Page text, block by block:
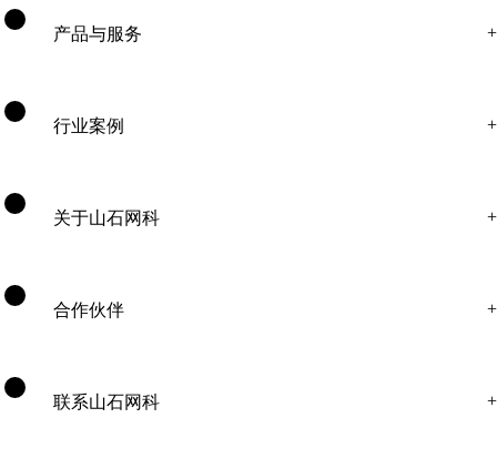
产品与服务
行业案例
关于山石网科
合作伙伴
联系山石网科